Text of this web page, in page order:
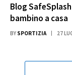
Blog
bambino a casa
BY SPORTIZIA 27